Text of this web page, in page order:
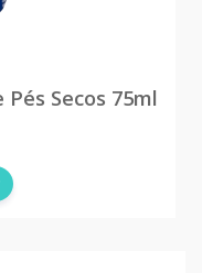
Secos 75ml